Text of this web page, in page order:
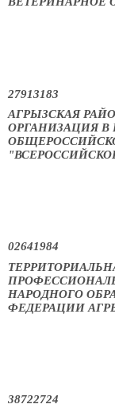
27913183
АГРЫЗСКАЯ
ОРГАНИЗАЦИЯ В
02641984
НАРОДНОГО
ФЕДЕРАЦИИ
38722724